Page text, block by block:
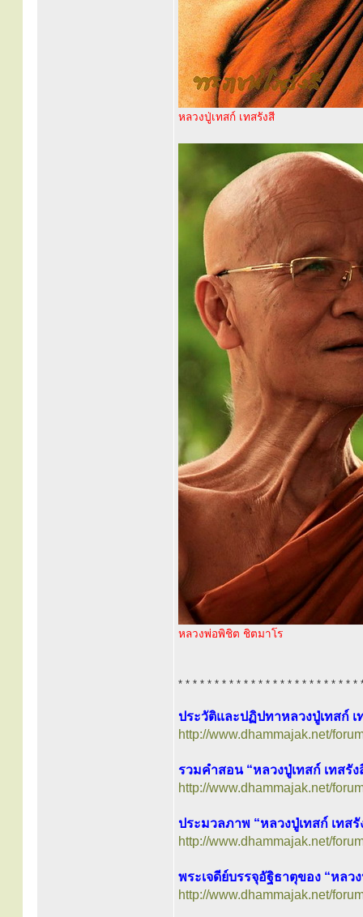
หลวงปู่เทสก์ เทสรังสี
หลวงพ่อพิชิต ชิตมาโร
* * * * * * * * * * * * * * * * * * * * * * * * *
ประวัติและปฏิปทาหลวงปู่เทสก์ เ
http://www.dhammajak.net/
รวมคำสอน “หลวงปู่เทสก์ เทสรัง
http://www.dhammajak.net/
ประมวลภาพ “หลวงปู่เทสก์ เทส
http://www.dhammajak.net/
พระเจดีย์บรรจุอัฐิธาตุของ “หลว
http://www.dhammajak.net/